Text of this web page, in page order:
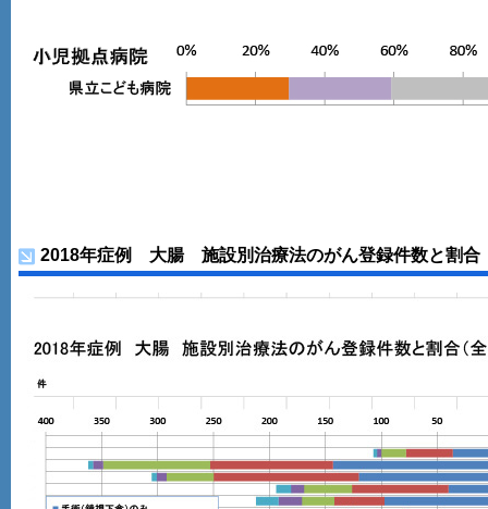
2018年症例 大腸 施設別治療法のがん登録件数と割合